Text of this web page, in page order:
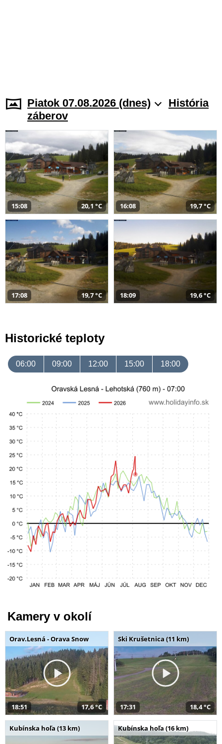
Piatok 07.08.2026 (dnes)
História
záberov
15:08 20,1 °C 16:08 19,7 °C
17:08 19,7 °C 18:09 19,6 °C
Historické teploty
06:00 09:00 12:00 15:00 18:00
Kamery v okolí
Orav.Lesná - Orava Snow
18:51 17,6 °C
Ski Krušetnica (11 km)
17:31 18,4 °C
Kubínska hoľa (13 km) Kubínska hoľa (16 km)